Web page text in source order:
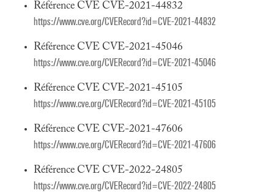
Référence CVE CVE-2021-44832
https://www.cve.org/CVERecord?id=CVE-2021-44832
Référence CVE CVE-2021-45046
https://www.cve.org/CVERecord?id=CVE-2021-45046
Référence CVE CVE-2021-45105
https://www.cve.org/CVERecord?id=CVE-2021-45105
Référence CVE CVE-2021-47606
https://www.cve.org/CVERecord?id=CVE-2021-47606
Référence CVE CVE-2022-24805
https://www.cve.org/CVERecord?id=CVE-2022-24805